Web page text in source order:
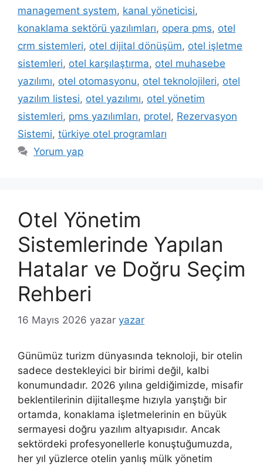
management system, kanal yöneticisi,
konaklama sektörü yazılımları, opera pms, otel
crm sistemleri, otel dijital dönüşüm, otel işletme
sistemleri, otel karşılaştırma, otel muhasebe
yazılımı, otel otomasyonu, otel teknolojileri, otel
yazılım listesi, otel yazılımı, otel yönetim
sistemleri, pms yazılımları, protel, Rezervasyon
Sistemi, türkiye otel programları
Yorum yap
Otel Yönetim
Sistemlerinde Yapılan
Hatalar ve Doğru Seçim
Rehberi
16 Mayıs 2026 yazar yazar
Günümüz turizm dünyasında teknoloji, bir otelin
sadece destekleyici bir birimi değil, kalbi
konumundadır. 2026 yılına geldiğimizde, misafir
beklentilerinin dijitalleşme hızıyla yarıştığı bir
ortamda, konaklama işletmelerinin en büyük
sermayesi doğru yazılım altyapısıdır. Ancak
sektördeki profesyonellerle konuştuğumuzda,
her yıl yüzlerce otelin yanlış mülk yönetim